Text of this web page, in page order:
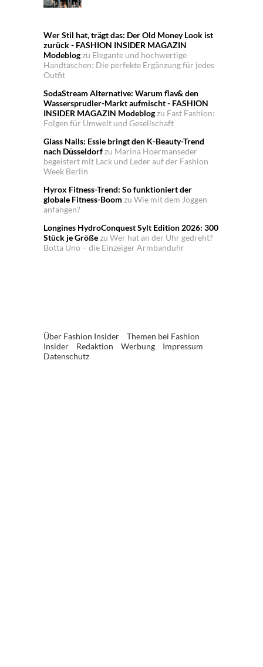
Wer Stil hat, trägt das: Der Old Money Look ist
zurück - FASHION INSIDER MAGAZIN
Modeblogzu Elegante und hochwertige
Handtaschen: Die perfekte Ergänzung für jedes
Outfit
SodaStream Alternative: Warum flav& den
Wassersprudler-Markt aufmischt - FASHION
INSIDER MAGAZIN Modeblogzu Fast Fashion:
Folgen für Umwelt und Gesellschaft
Glass Nails: Essie bringt den K-Beauty-Trend
nach Düsseldorfzu Marina Hoermanseder
begeistert mit Lack und Leder auf der Fashion
Week Berlin
Hyrox Fitness-Trend: So funktioniert der
globale Fitness-Boom zu Wie mit dem Joggen
anfangen?
Longines HydroConquest Sylt Edition 2026: 300
Stück je Größezu Wer hat an der Uhr gedreht?
Botta Uno – die Einzeiger Armbanduhr
Über Fashion Insider
Themen bei Fashion
Insider
Redaktion Werbung
Impressum
Datenschutz